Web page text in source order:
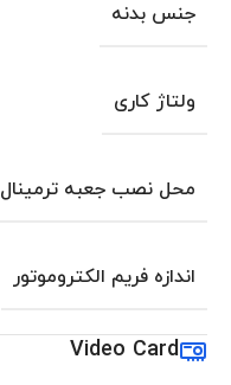
جنس بدنه
ولتاژ کاری
محل نصب جعبه ترمینال
اندازه فریم الکتروموتور
Video Card